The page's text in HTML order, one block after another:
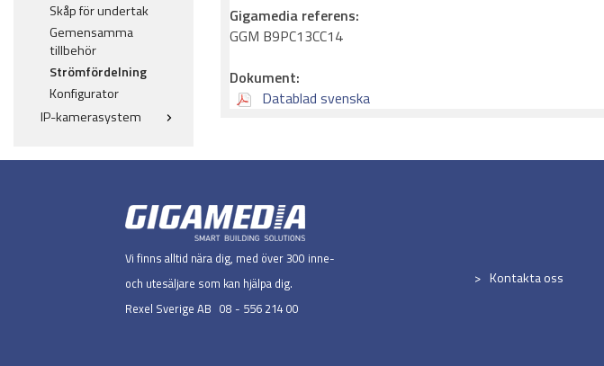
Skåp för undertak
Gemensamma
tillbehör
Strömfördelning
Konfigurator
IP-kamerasystem
Gigamedia referens:
GGM B9PC13CC14
Dokument:
Datablad svenska
Vi finns alltid nära dig, med över 300 inne-
och utesäljare som kan hjälpa dig.
Rexel Sverige AB 08 - 556 214 00
Kontakta oss